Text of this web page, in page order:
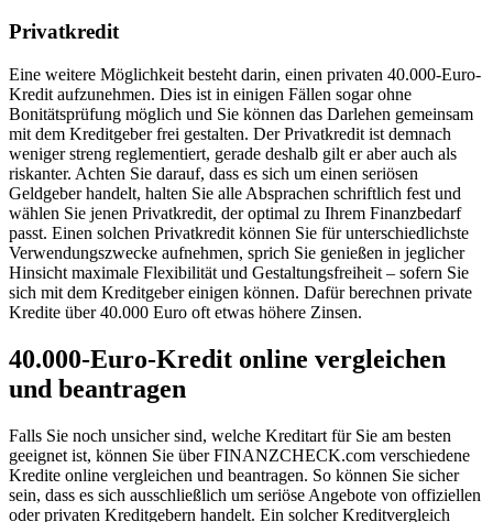
Privatkredit
Eine weitere Möglichkeit besteht darin, einen privaten 40.000-Euro-
Kredit aufzunehmen. Dies ist in einigen Fällen sogar ohne
Bonitätsprüfung möglich und Sie können das Darlehen gemeinsam
mit dem Kreditgeber frei gestalten. Der Privatkredit ist demnach
weniger streng reglementiert, gerade deshalb gilt er aber auch als
riskanter. Achten Sie darauf, dass es sich um einen seriösen
Geldgeber handelt, halten Sie alle Absprachen schriftlich fest und
wählen Sie jenen Privatkredit, der optimal zu Ihrem Finanzbedarf
passt. Einen solchen Privatkredit können Sie für unterschiedlichste
Verwendungszwecke aufnehmen, sprich Sie genießen in jeglicher
Hinsicht maximale Flexibilität und Gestaltungsfreiheit – sofern Sie
sich mit dem Kreditgeber einigen können. Dafür berechnen private
Kredite über 40.000 Euro oft etwas höhere Zinsen.
40.000-Euro-Kredit online vergleichen
und beantragen
Falls Sie noch unsicher sind, welche Kreditart für Sie am besten
geeignet ist, können Sie über FINANZCHECK.com verschiedene
Kredite online vergleichen und beantragen. So können Sie sicher
sein, dass es sich ausschließlich um seriöse Angebote von offiziellen
oder privaten Kreditgebern handelt. Ein solcher Kreditvergleich